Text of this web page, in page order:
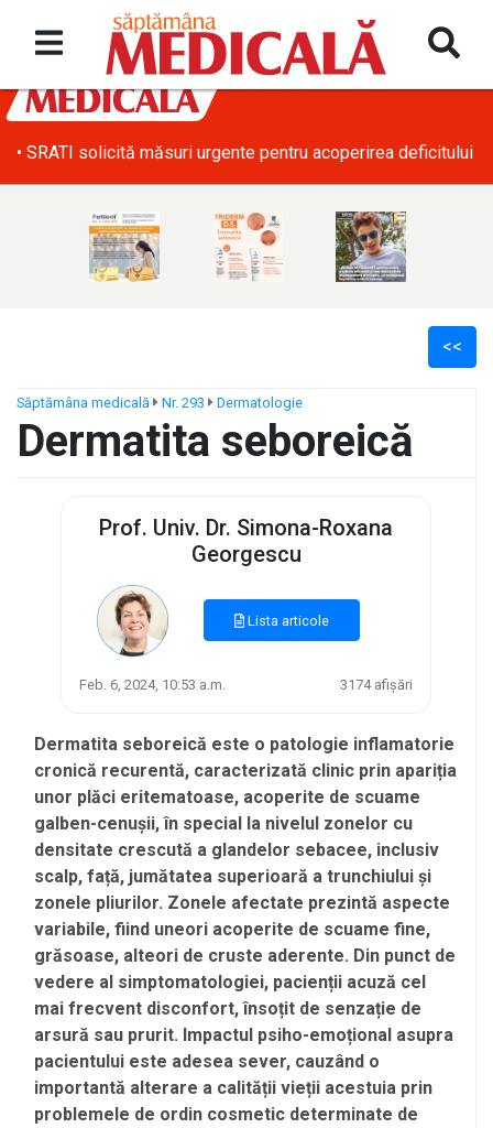
• SRATI solicită măsuri urgente pentru acoperirea deficitului
<<
Săptămâna medicală Nr. 293 Dermatologie
Dermatita seboreică
Prof. Univ. Dr. Simona-Roxana
Georgescu
Lista articole
Feb. 6, 2024, 10:53 a.m. 3174 afișări
Dermatita seboreică este o patologie inflamatorie
cronică recurentă, caracterizată clinic prin apariția
unor plăci eritematoase, acoperite de scuame
galben-cenușii, în special la nivelul zonelor cu
densitate crescută a glandelor sebacee, inclusiv
scalp, față, jumătatea superioară a trunchiului și
zonele pliurilor. Zonele afectate prezintă aspecte
variabile, fiind uneori acoperite de scuame fine,
grăsoase, alteori de cruste aderente. Din punct de
vedere al simptomatologiei, pacienții acuză cel
mai frecvent disconfort, însoțit de senzație de
arsură sau prurit. Impactul psiho-emoțional asupra
pacientului este adesea sever, cauzând o
importantă alterare a calității vieții acestuia prin
problemele de ordin cosmetic determinate de